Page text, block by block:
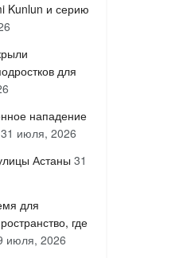
Kunlun и серию
для
нападение
31 июля, 2026
Астаны 31
для
где
июля, 2026